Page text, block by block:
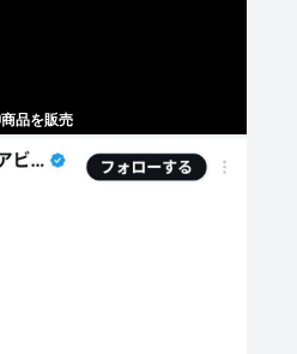
品を販売